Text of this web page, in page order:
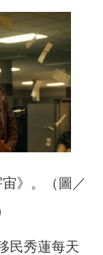
》。（圖／
民秀蓮每天